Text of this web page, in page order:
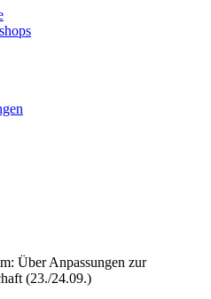
Über Anpassungen zur
(23./24.09.)